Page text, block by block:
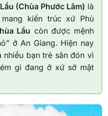
(Chùa Phước Lâm) là
kiến trúc xứ Phù
Lầu còn được mệnh
ở An Giang. Hiện nay
bạn trẻ săn đón vì
gì đang ở xứ sở mặt